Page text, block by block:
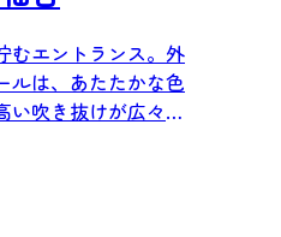
むエントランス。外
ルは、あたたかな色
い吹き抜けが広々と
...